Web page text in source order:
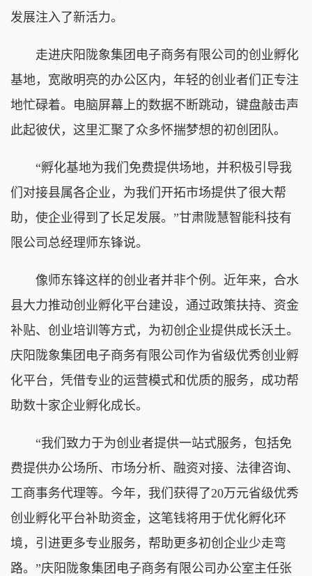
发展注入了新活力。
走进庆阳陇象集团电子商务有限公司的创业孵化
基地，宽敞明亮的办公区内，年轻的创业者们正专注
地忙碌着。电脑屏幕上的数据不断跳动，键盘敲击声
此起彼伏，这里汇聚了众多怀揣梦想的初创团队。
“孵化基地为我们免费提供场地，并积极引导我
们对接县属各企业，为我们开拓市场提供了很大帮
助，使企业得到了长足发展。”甘肃陇慧智能科技有
限公司总经理师东锋说。
像师东锋这样的创业者并非个例。近年来，合水
县大力推动创业孵化平台建设，通过政策扶持、资金
补贴、创业培训等方式，为初创企业提供成长沃土。
庆阳陇象集团电子商务有限公司作为省级优秀创业孵
化平台，凭借专业的运营模式和优质的服务，成功帮
助数十家企业孵化成长。
“我们致力于为创业者提供一站式服务，包括免
费提供办公场所、市场分析、融资对接、法律咨询、
工商事务代理等。今年，我们获得了20万元省级优秀
创业孵化平台补助资金，这笔钱将用于优化孵化环
境，引进更多专业服务，帮助更多初创企业少走弯
路。”庆阳陇象集团电子商务有限公司办公室主任张